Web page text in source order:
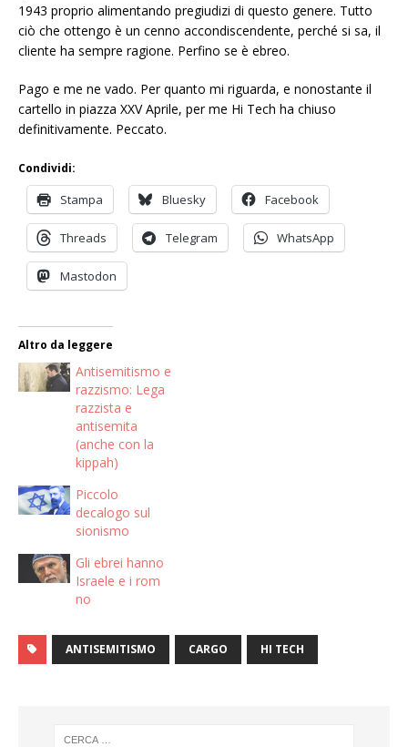
1943 proprio alimentando pregiudizi di questo genere. Tutto
ciò che ottengo è un cenno accondiscendente, perché si sa, il
cliente ha sempre ragione. Perfino se è ebreo.
Pago e me ne vado. Per quanto mi riguarda, e nonostante il
cartello in piazza XXV Aprile, per me Hi Tech ha chiuso
definitivamente. Peccato.
Condividi:
Stampa Bluesky Facebook
Threads Telegram WhatsApp
Mastodon
Altro da leggere
Antisemitismo e
razzismo: Lega
razzista e
antisemita
(anche con la
kippah)
Piccolo
decalogo sul
sionismo
Gli ebrei hanno
Israele e i rom
no
ANTISEMITISMO CARGO HI TECH